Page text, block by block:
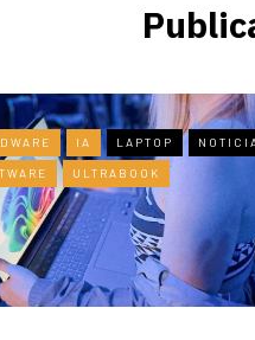
IA LAPTOP
ULTRABOOK